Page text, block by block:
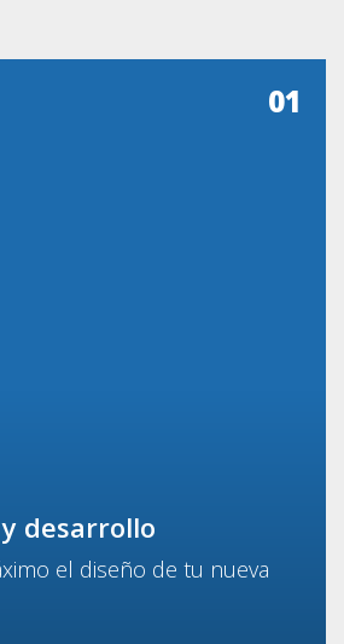
01
desarrollo
el diseño de tu nueva